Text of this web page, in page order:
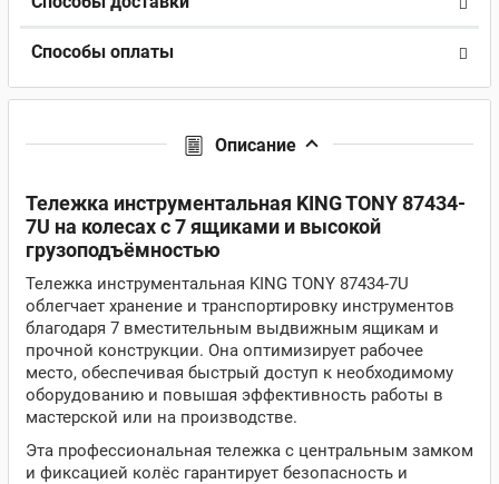
Способы оплаты
Описание
Тележка инструментальная KING TONY 87434-
7U на колесах с 7 ящиками и высокой
грузоподъёмностью
Тележка инструментальная KING TONY 87434-7U
облегчает хранение и транспортировку инструментов
благодаря 7 вместительным выдвижным ящикам и
прочной конструкции. Она оптимизирует рабочее
место, обеспечивая быстрый доступ к необходимому
оборудованию и повышая эффективность работы в
мастерской или на производстве.
Эта профессиональная тележка с центральным замком
и фиксацией колёс гарантирует безопасность и